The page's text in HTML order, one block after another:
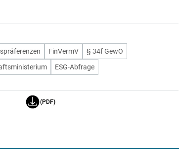
FinVermV
§ 34f GewO
ESG-Abfrage
(PDF)